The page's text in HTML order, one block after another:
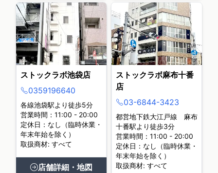
ストックラボ池袋店
0359196640
各線池袋駅より徒歩5分
営業時間：11:00 - 20:00
定休日：なし（臨時休業・
年末年始を除く）
取扱商材: すべて
店舗詳細・地図
ストックラボ麻布十番
店
03-6844-3423
都営地下鉄大江戸線 麻布
十番駅より徒歩3分
営業時間：11:00 - 20:00
定休日：なし（臨時休業・
年末年始を除く）
取扱商材: すべて